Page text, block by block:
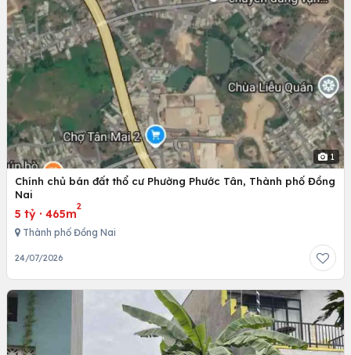
1
Chính chủ bán đất thổ cư Phường Phước Tân, Thành phố Đồng
Nai
5 tỷ · 465m
2
Thành phố Đồng Nai
24/07/2026